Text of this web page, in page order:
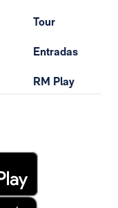
Tour
Entradas
RM Play